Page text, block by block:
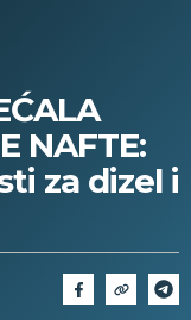
NAFTE:
za dizel i